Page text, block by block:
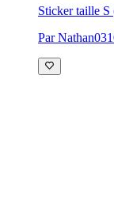
Sticker taille
Par